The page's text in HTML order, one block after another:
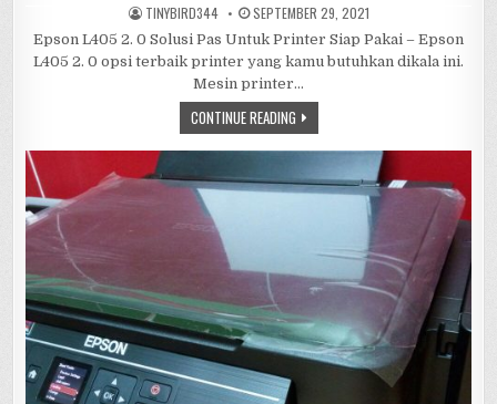
AUTHOR:
TINYBIRD344 PUBLISHED
DATE:
SEPTEMBER 29, 2021
Epson L405 2. 0 Solusi Pas Untuk Printer Siap Pakai – Epson
L405 2. 0 opsi terbaik printer yang kamu butuhkan dikala ini.
Mesin printer…
CONTINUE READINGEPSON
L405
2.
SOLUSI
PAS